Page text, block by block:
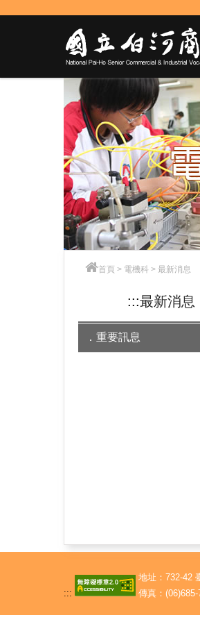
到
首頁 > 電機科 > 最新消息
:::最新消息
重要訊息
:::
地址：732-42
傳真：